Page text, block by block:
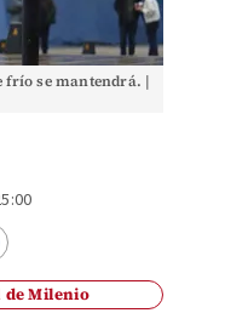
frío se mantendrá. |
de Milenio